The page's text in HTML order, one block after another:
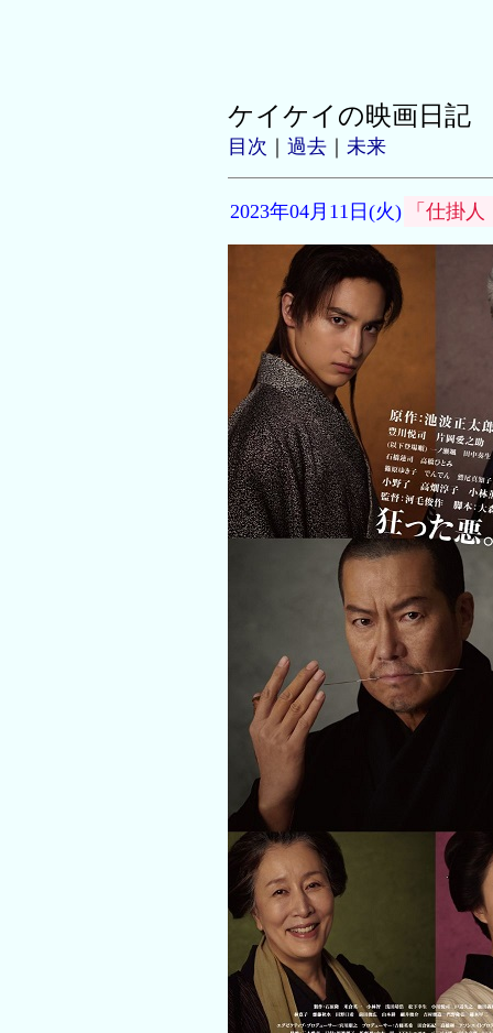
ケイケイの映画日記
目次 過去 未来
2023年04月11日(火) 「仕掛